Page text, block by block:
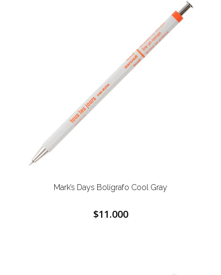
Mark’s Days Bolígrafo Cool Gray
$11.000